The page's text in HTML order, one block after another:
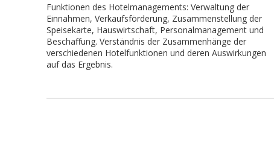
Funktionen des Hotelmanagements: Verwaltung der
Einnahmen, Verkaufsförderung, Zusammenstellung der
Speisekarte, Hauswirtschaft, Personalmanagement und
Beschaffung. Verständnis der Zusammenhänge der
verschiedenen Hotelfunktionen und deren Auswirkungen
auf das Ergebnis.